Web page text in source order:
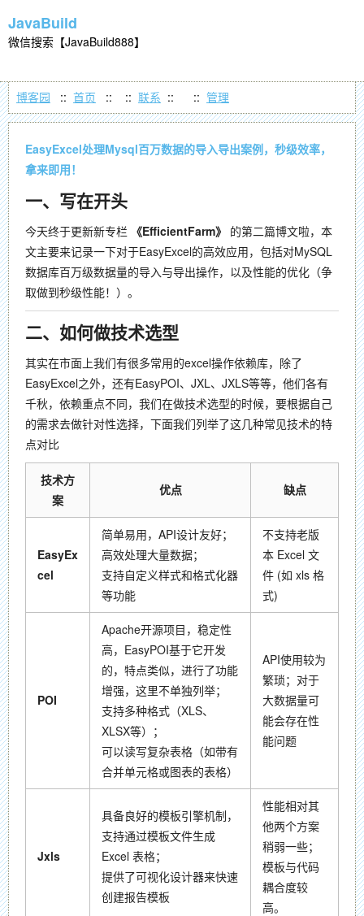
JavaBuild
微信搜索【JavaBuild888】
博客园 :: 首页 :: :: 联系 :: :: 管理
EasyExcel处理Mysql百万数据的导入导出案例，秒级效率，
拿来即用！
一、写在开头
今天终于更新新专栏 《EfficientFarm》 的第二篇博文啦，本
文主要来记录一下对于EasyExcel的高效应用，包括对MySQL
数据库百万级数据量的导入与导出操作，以及性能的优化（争
取做到秒级性能！）。
二、如何做技术选型
其实在市面上我们有很多常用的excel操作依赖库，除了
EasyExcel之外，还有EasyPOI、JXL、JXLS等等，他们各有
千秋，依赖重点不同，我们在做技术选型的时候，要根据自己
的需求去做针对性选择，下面我们列举了这几种常见技术的特
点对比
技术方
案
优点 缺点
EasyEx
cel
简单易用，API设计友好；
高效处理大量数据；
支持自定义样式和格式化器
等功能
不支持老版
本 Excel 文
件 (如 xls 格
式)
POI
Apache开源项目，稳定性
高，EasyPOI基于它开发
的，特点类似，进行了功能
增强，这里不单独列举；
支持多种格式（XLS、
XLSX等）；
可以读写复杂表格（如带有
合并单元格或图表的表格）
API使用较为
繁琐；对于
大数据量可
能会存在性
能问题
Jxls
具备良好的模板引擎机制，
支持通过模板文件生成
Excel 表格；
提供了可视化设计器来快速
创建报告模板
性能相对其
他两个方案
稍弱一些；
模板与代码
耦合度较
高。